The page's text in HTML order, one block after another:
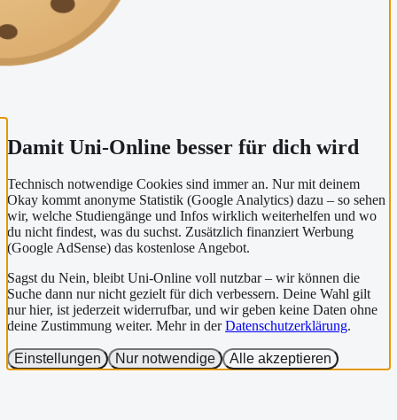
Damit Uni-Online besser für dich wird
Technisch notwendige Cookies sind immer an. Nur mit deinem
Okay kommt anonyme Statistik (Google Analytics) dazu – so sehen
wir, welche Studiengänge und Infos wirklich weiterhelfen und wo
du nicht findest, was du suchst. Zusätzlich finanziert Werbung
(Google AdSense) das kostenlose Angebot.
Sagst du Nein, bleibt Uni-Online voll nutzbar – wir können die
Suche dann nur nicht gezielt für dich verbessern. Deine Wahl gilt
nur hier, ist jederzeit widerrufbar, und wir geben keine Daten ohne
deine Zustimmung weiter. Mehr in der Datenschutzerklärung.
Einstellungen Nur notwendige Alle akzeptieren